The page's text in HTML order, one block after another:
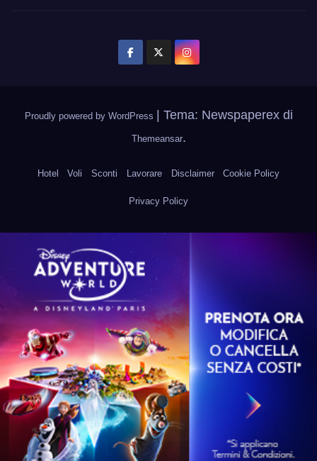
Proudly powered by WordPress | Tema: Newspaperex di
Themeansar.
Hotel Voli Sconti Lavorare Disclaimer Cookie Policy
Privacy Policy